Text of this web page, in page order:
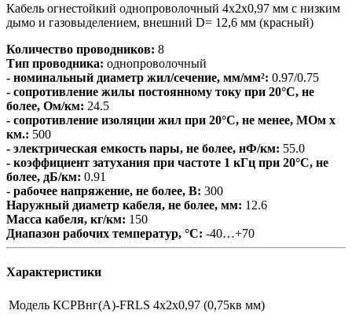
Кабель огнестойкий однопроволочный 4х2х0,97 мм с низким
дымо и газовыделением, внешний D= 12,6 мм (красный)
Количество проводников: 8
Тип проводника: однопроволочный
- номинальный диаметр жил/сечение, мм/мм²: 0.97/0.75
- сопротивление жилы постоянному току при 20°С, не
более, Ом/км: 24.5
- сопротивление изоляции жил при 20°C, не менее, МОм х
км.: 500
- электрическая емкость пары, не более, нФ/км: 55.0
- коэффициент затухания при частоте 1 кГц при 20°С, не
более, дБ/км: 0.91
- рабочее напряжение, не более, В: 300
Наружный диаметр кабеля, не более, мм: 12.6
Масса кабеля, кг/км: 150
Диапазон рабочих температур, °С: -40…+70
Характеристики
Модель КСРВнг(А)-FRLS 4х2х0,97 (0,75кв мм)